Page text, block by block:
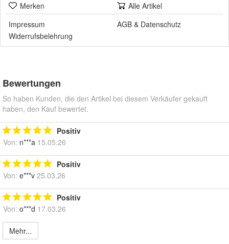
Merken
Alle Artikel
Impressum
AGB & Datenschutz
Widerrufsbelehrung
Bewertungen
So haben Kunden, die den Artikel bei diesem Verkäufer gekauft
haben, den Kauf bewertet.
Positiv
Von: n***a 15.05.26
Positiv
Von: e***v 25.03.26
Positiv
Von: o***d 17.03.26
Mehr...